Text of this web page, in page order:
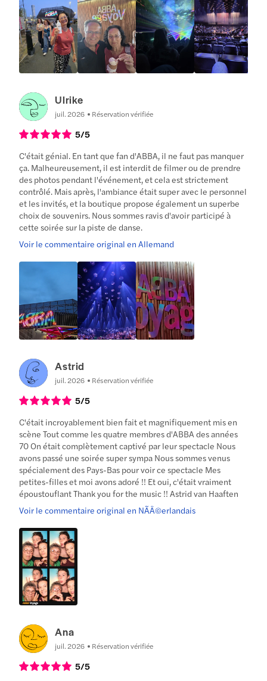
Ulrike
juil. 2026 Réservation vérifiée
5/5
C'était génial. En tant que fan d'ABBA, il ne faut pas manquer
ça. Malheureusement, il est interdit de filmer ou de prendre
des photos pendant l'événement, et cela est strictement
contrôlé. Mais après, l'ambiance était super avec le personnel
et les invités, et la boutique propose également un superbe
choix de souvenirs. Nous sommes ravis d'avoir participé à
cette soirée sur la piste de danse.
Voir le commentaire original en Allemand
Astrid
juil. 2026 Réservation vérifiée
5/5
C'était incroyablement bien fait et magnifiquement mis en
scène Tout comme les quatre membres d'ABBA des années
70 On était complètement captivé par leur spectacle Nous
avons passé une soirée super sympa Nous sommes venus
spécialement des Pays-Bas pour voir ce spectacle Mes
petites-filles et moi avons adoré !! Et oui, c'était vraiment
époustouflant Thank you for the music !! Astrid van Haaften
Voir le commentaire original en NÃÂ©erlandais
Ana
juil. 2026 Réservation vérifiée
5/5